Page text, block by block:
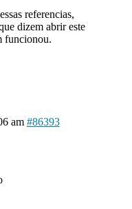
referencias,
dizem abrir este
funcionou.
am #86393